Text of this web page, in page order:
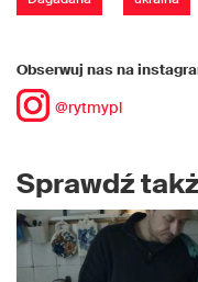
Obserwuj nas na
@rytmypl
Sprawdź